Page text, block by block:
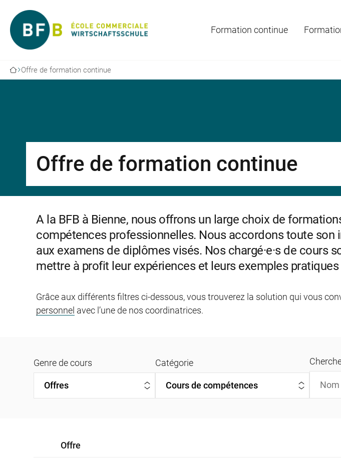
Formation continue
Offre de formation continue
Offre de formation continue
A la BFB à Bienne, nous offrons un large choix de
compétences professionnelles. Nous accordons toute
aux examens de diplômes visés. Nos chargé·e·s de cours
mettre à profit leur expériences et leurs exemples
Grâce aux différents filtres ci-dessous, vous trouverez la solution qui vous
personnel avec l’une de nos coordinatrices.
Genre de cours Catégorie
Offre